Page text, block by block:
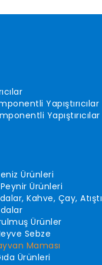
Yapıştırıcılar
Yapıştırıcılar
Ürünleri
Ürünleri
Kahve, Çay,
Ürünler
Sebze
Maması
Ürünleri